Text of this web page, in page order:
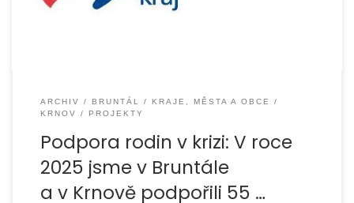
ARCHIV BRUNTÁL
KRAJE, MĚSTA A OBCE
KRNOV
PROJEKTY
Podpora rodin v krizi: V roce
2025 jsme v Bruntále
a v Krnově podpořili 55 …